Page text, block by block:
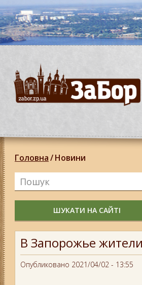
Головна/Новини
ШУКАТИ НА САЙТІ
В Запорожье
Опубликовано 2021/04/02 - 13:55